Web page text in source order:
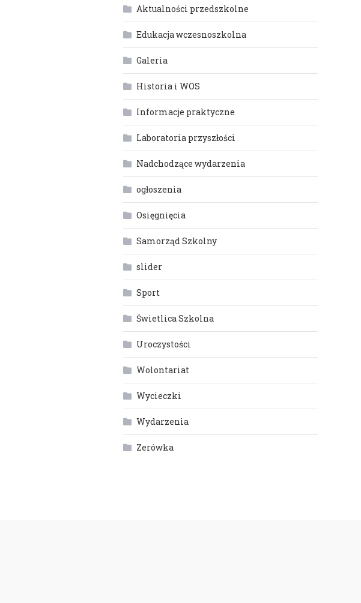
Aktualności przedszkolne
Edukacja wczesnoszkolna
Galeria
Historia i WOS
Informacje praktyczne
Laboratoria przyszłości
Nadchodzące wydarzenia
ogłoszenia
Osięgnięcia
Samorząd Szkolny
slider
Sport
Świetlica Szkolna
Uroczystości
Wolontariat
Wycieczki
Wydarzenia
Zerówka